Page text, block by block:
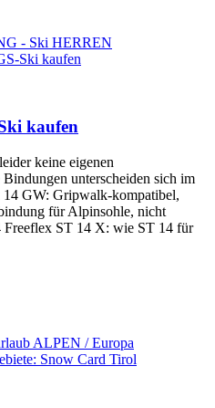
- Ski HERREN
Ski kaufen
kaufen
keine eigenen
unterscheiden sich im
GW: Gripwalk-kompatibel,
für Alpinsohle, nicht
ST 14 X: wie ST 14 für
ALPEN / Europa
Snow Card Tirol